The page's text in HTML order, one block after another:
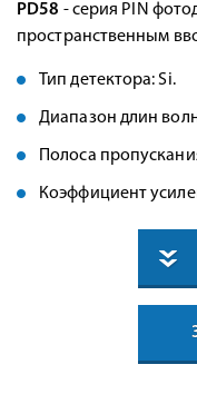
PD58 - серия PIN
пространственным
Тип детектора: Si.
Диапазон длин
Полоса
Коэффициент